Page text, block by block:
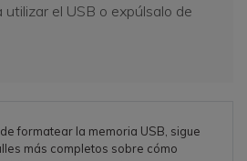
utilizar el USB o expúlsalo de
formatear la memoria USB, sigue
más completos sobre cómo